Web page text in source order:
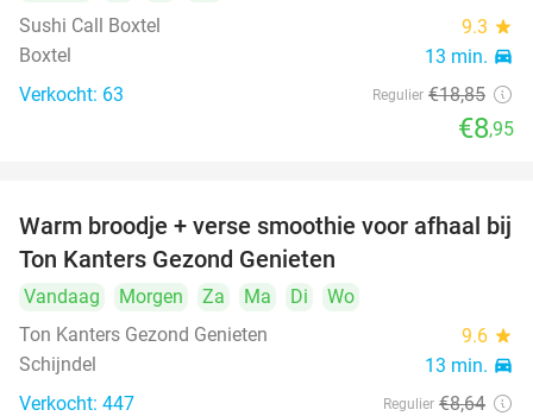
Sushi Call Boxtel
9.3 star
Boxtel 13 min. directions_car
Verkocht: 63 Regulier €18,85
€8,95
43%
Warm broodje + verse smoothie voor afhaal bij
Ton Kanters Gezond Genieten
Vandaag Morgen Za Ma Di
Wo
Ton Kanters Gezond Genieten
9.6 star
Schijndel 13 min. directions_car
Verkocht: 447 Regulier €8,64